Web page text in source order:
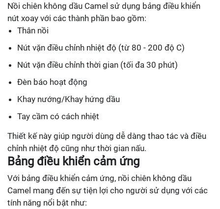
Nồi chiên không dầu Camel sử dụng bảng điều khiển
nút xoay với các thành phần bao gồm:
Thân nồi
Nút vặn điều chỉnh nhiệt độ (từ 80 - 200 độ C)
Nút vặn điều chỉnh thời gian (tối đa 30 phút)
Đèn báo hoạt động
Khay nướng/Khay hứng dầu
Tay cầm có cách nhiệt
Thiết kế này giúp người dùng dễ dàng thao tác và điều
chỉnh nhiệt độ cũng như thời gian nấu.
Bảng điều khiển cảm ứng
Với bảng điều khiển cảm ứng, nồi chiên không dầu
Camel mang đến sự tiện lợi cho người sử dụng với các
tính năng nổi bật như: